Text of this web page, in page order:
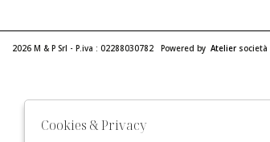
2026 M & P Srl - P.iva : 02288030782 Powered by Atelier società
Cookies & Privacy